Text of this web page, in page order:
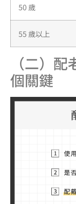
50 歲
55 歲以上
（二）
個關鍵